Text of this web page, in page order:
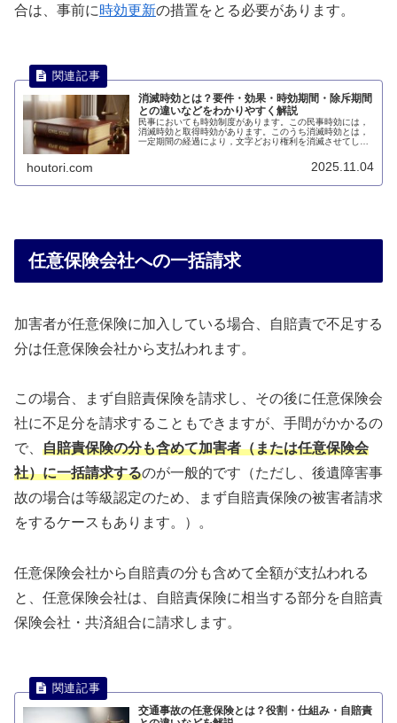
合は、事前に時効更新の措置をとる必要があります。
消滅時効とは？要件・効果・時効期間・除斥期間
との違いなどをわかりやすく解説
民事においても時効制度があります。この民事時効には，
消滅時効と取得時効があります。このうち消滅時効とは，
一定期間の経過により，文字どおり権利を消滅させてしま
houtori.com 2025.11.04
任意保険会社への一括請求
加害者が任意保険に加入している場合、自賠責で不足する
分は任意保険会社から支払われます。
この場合、まず自賠責保険を請求し、その後に任意保険会
社に不足分を請求することもできますが、手間がかかるの
で、 自賠責保険の分も含めて加害者（または任意保険会
社）に一括請求するのが一般的です（ただし、後遺障害事
故の場合は等級認定のため、まず自賠責保険の被害者請求
をするケースもあります。）。
任意保険会社から自賠責の分も含めて全額が支払われる
と、任意保険会社は、自賠責保険に相当する部分を自賠責
保険会社・共済組合に請求します。
交通事故の任意保険とは？役割・仕組み・自賠責